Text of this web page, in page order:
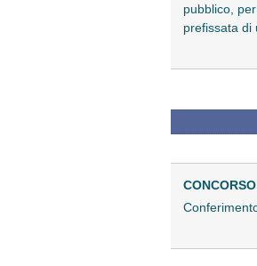
pubblico,
prefissata di
CONCORSO